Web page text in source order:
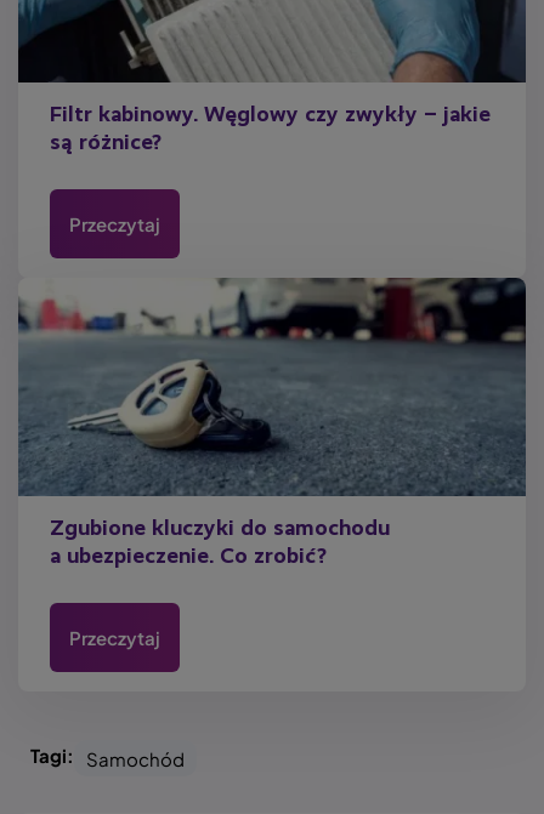
Filtr kabinowy. Węglowy czy zwykły – jakie
są różnice?
Przeczytaj
Zgubione kluczyki do samochodu
a ubezpieczenie. Co zrobić?
Przeczytaj
Tagi: Samochód